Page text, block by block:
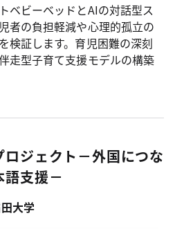
ベビーベッドとAIの対話型ス
者の負担軽減や心理的孤立の
検証します。育児困難の深刻
走型子育て支援モデルの構築
ジェクト－外国につな
支援－
大学